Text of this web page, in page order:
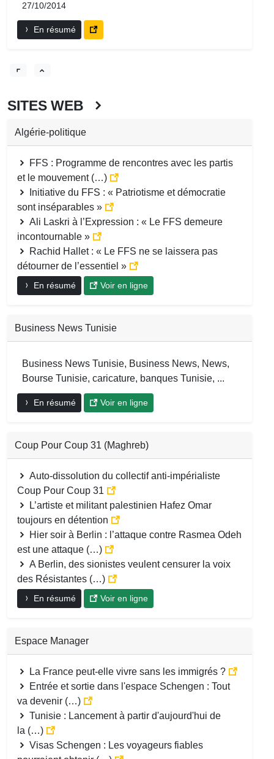
27/10/2014
En résumé
SITES WEB
Algérie-politique
FFS : Programme de rencontres avec les partis
et le mouvement (…)
Initiative du FFS : « Patriotisme et démocratie
sont inséparables »
Ali Laskri à l’Expression : « Le FFS demeure
incontournable »
Rachid Hallet : « Le FFS ne se laissera pas
détourner de l’essentiel »
En résumé Voir en ligne
Business News Tunisie
Business News Tunisie, Business News, News,
Bourse Tunisie, caricature, banques Tunisie, ...
En résumé Voir en ligne
Coup Pour Coup 31 (Maghreb)
Auto-dissolution du collectif anti-impérialiste
Coup Pour Coup 31
L’artiste et militant palestinien Hafez Omar
toujours en détention
Hier soir à Berlin : l’attaque contre Rasmea Odeh
est une attaque (…)
A Berlin, des sionistes veulent censurer la voix
des Résistantes (…)
En résumé Voir en ligne
Espace Manager
La France peut-elle vivre sans les immigrés ?
Entrée et sortie dans l'espace Schengen : Tout
va devenir (…)
Tunisie : Lancement à partir d'aujourd'hui de
la (…)
Visas Schengen : Les voyageurs fiables